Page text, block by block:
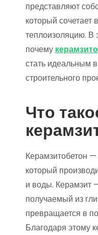
представляют
который сочетает
теплоизоляцию. В
почему
стать идеальным
строительного
Что
Керамзитобетон
который
и воды. Керамзит
получаемый из
превращается в
Благодаря этому